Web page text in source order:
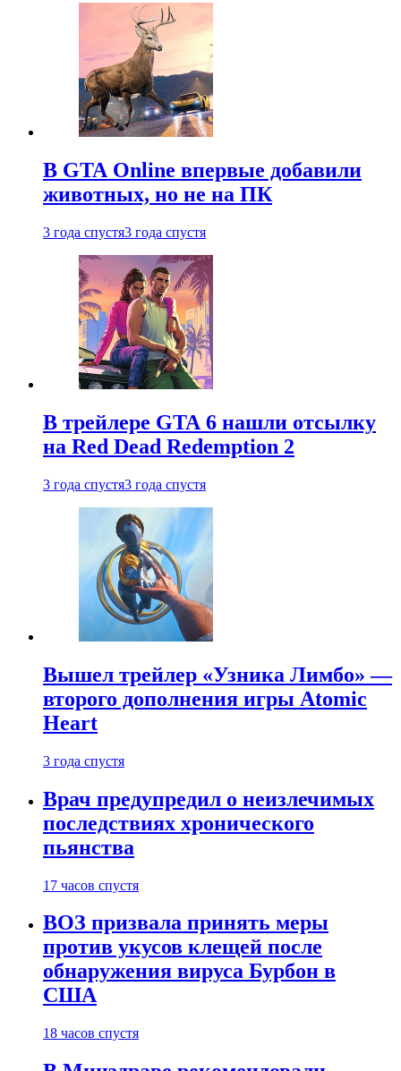
В GTA Online впервые добавили
животных, но не на ПК
3 года спустя3 года спустя
В трейлере GTA 6 нашли отсылку
на Red Dead Redemption 2
3 года спустя3 года спустя
Вышел трейлер «Узника Лимбо» —
второго дополнения игры Atomic
Heart
3 года спустя
Врач предупредил о неизлечимых
последствиях хронического
пьянства
17 часов спустя
ВОЗ призвала принять меры
против укусов клещей после
обнаружения вируса Бурбон в
США
18 часов спустя